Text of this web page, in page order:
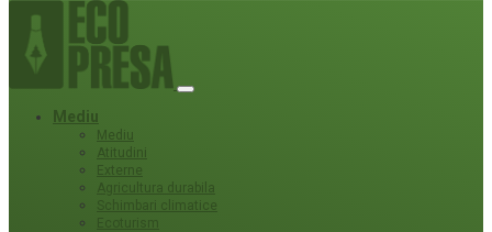
Mediu
Mediu
Atitudini
Externe
Agricultura durabila
Schimbari climatice
Ecoturism